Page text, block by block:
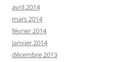
avril 2014
mars 2014
février 2014
janvier 2014
décembre 2013